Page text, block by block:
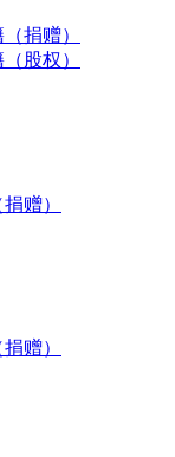
捐赠）
股权）
赠）
赠）